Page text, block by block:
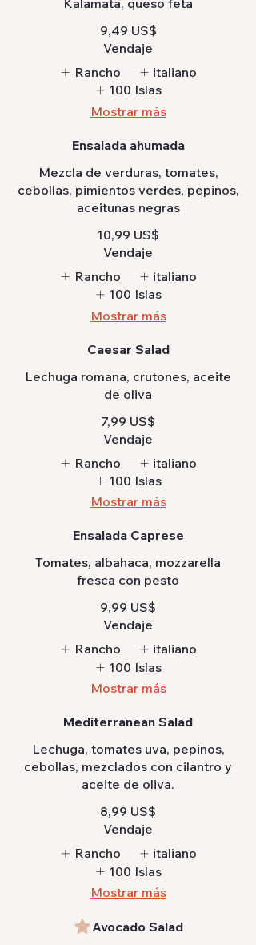
Kalamata, queso feta
9,49 US$
Vendaje
Rancho
italiano
100 Islas
Mostrar más
Ensalada ahumada
Mezcla de verduras, tomates,
cebollas, pimientos verdes, pepinos,
aceitunas negras
10,99 US$
Vendaje
Rancho
italiano
100 Islas
Mostrar más
Caesar Salad
Lechuga romana, crutones, aceite
de oliva
7,99 US$
Vendaje
Rancho
italiano
100 Islas
Mostrar más
Ensalada Caprese
Tomates, albahaca, mozzarella
fresca con pesto
9,99 US$
Vendaje
Rancho
italiano
100 Islas
Mostrar más
Mediterranean Salad
Lechuga, tomates uva, pepinos,
cebollas, mezclados con cilantro y
aceite de oliva.
8,99 US$
Vendaje
Rancho
italiano
100 Islas
Mostrar más
Avocado Salad